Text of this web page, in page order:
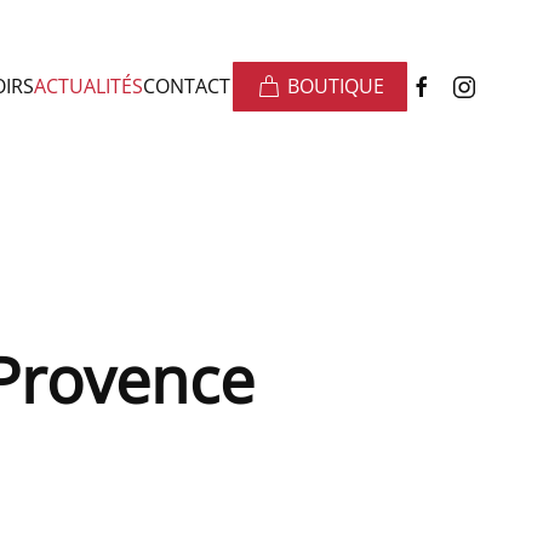
ACTUALITÉSCONTACT BOUTIQUE